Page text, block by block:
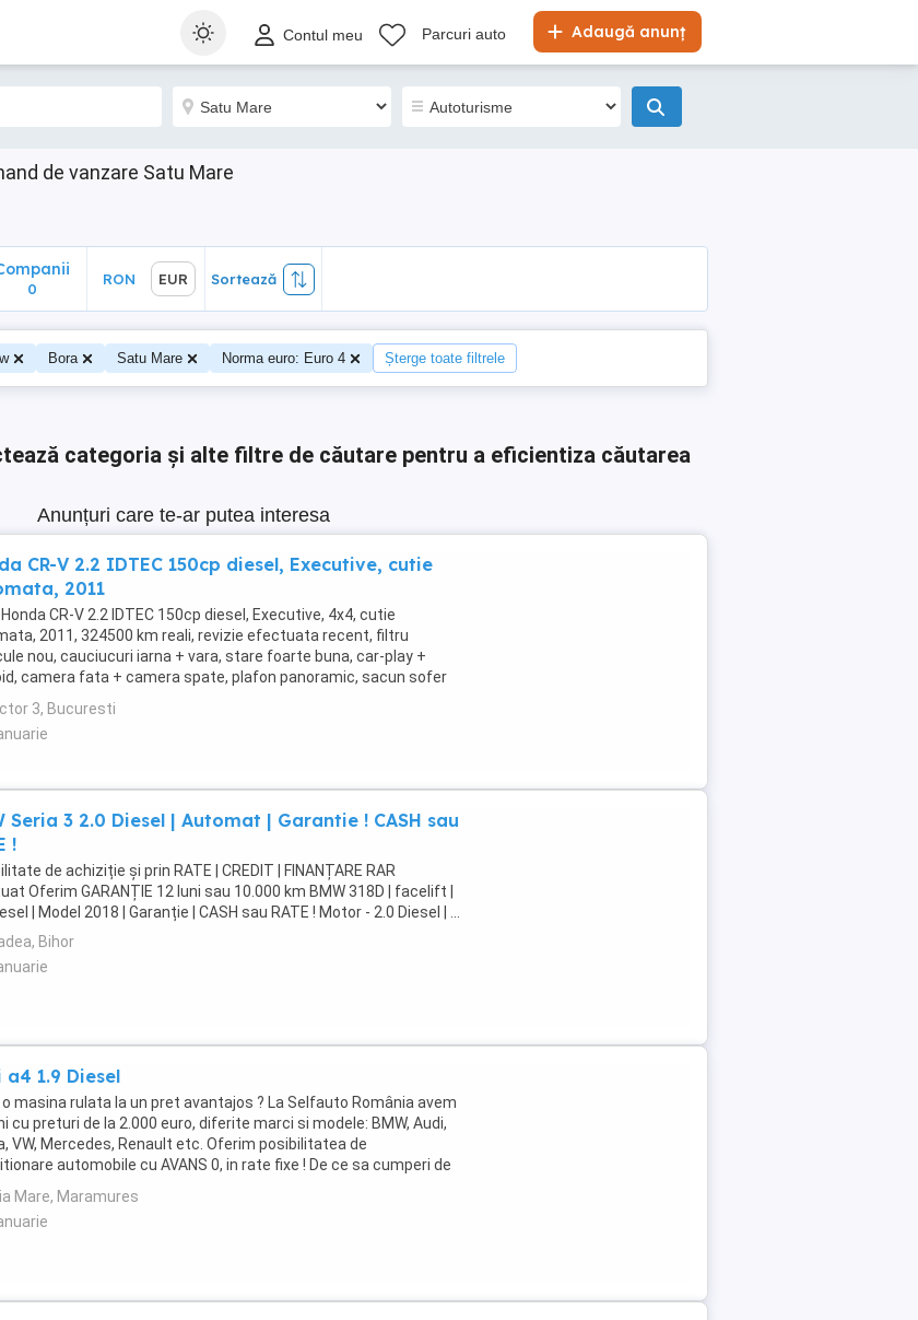
Adaugă anunț
Contul meu Parcuri auto
de vanzare Satu Mare
Sortează
0
RON EUR Sortează
Bora Satu Mare Norma euro: Euro 4 Șterge toate filtrele
categoria și alte filtre de căutare pentru a eficientiza căutarea
Anunțuri care te-ar putea interesa
CR-V 2.2 IDTEC 150cp diesel, Executive, cutie
2011
CR-V 2.2 IDTEC 150cp diesel, Executive, 4x4, cutie
2011, 324500 km reali, revizie efectuata recent, filtru
nou, cauciucuri iarna + vara, stare foarte buna, car-play +
camera fata + camera spate, plafon panoramic, sacun sofer
electric pe 6 directii, suport ...
3, Bucuresti
Seria 3 2.0 Diesel | Automat | Garantie ! CASH sau
!
de achiziție și prin RATE | CREDIT | FINANȚARE RAR
Oferim GARANȚIE 12 luni sau 10.000 km BMW 318D | facelift |
| Model 2018 | Garanție | CASH sau RATE ! Motor - 2.0 Diesel | ...
Bihor
a4 1.9 Diesel
masina rulata la un pret avantajos ? La Selfauto România avem
cu preturi de la 2.000 euro, diferite marci si modele: BMW, Audi,
VW, Mercedes, Renault etc. Oferim posibilitatea de
automobile cu AVANS 0, in rate fixe ! De ce sa cumperi de
? Sistem avantajos ...
Mare, Maramures